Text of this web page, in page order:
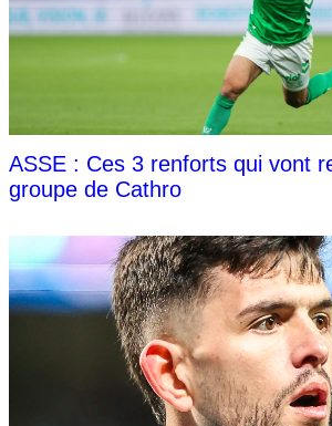
ASSE : Ces 3 renforts qui vont
groupe de Cathro